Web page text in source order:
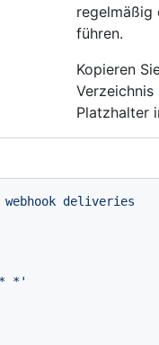
regelmäßig
führen.
Kopieren
Platzhalter
webhook deliveries
*'